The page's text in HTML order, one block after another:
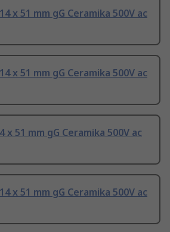
x 51 mm gG Ceramika 500V ac
x 51 mm gG Ceramika 500V ac
x 51 mm gG Ceramika 500V ac
x 51 mm gG Ceramika 500V ac